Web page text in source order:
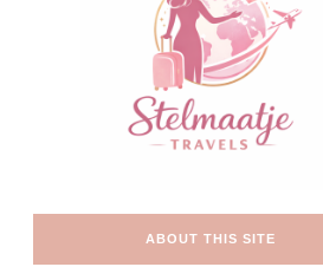
ABOUT THIS SITE